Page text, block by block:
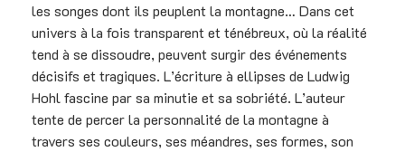
les songes dont ils peuplent la montagne… Dans cet
univers à la fois transparent et ténébreux, où la réalité
tend à se dissoudre, peuvent surgir des événements
décisifs et tragiques. L’écriture à ellipses de Ludwig
Hohl fascine par sa minutie et sa sobriété. L’auteur
tente de percer la personnalité de la montagne à
travers ses couleurs, ses méandres, ses formes, son